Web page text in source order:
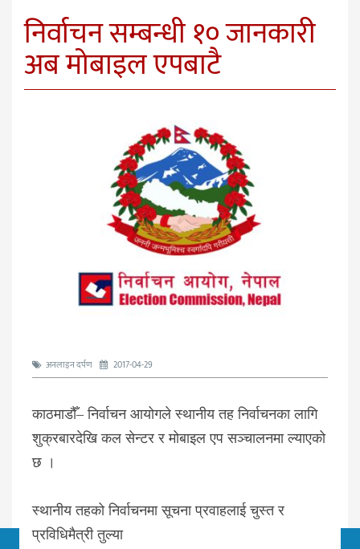
निर्वाचन सम्बन्धी १० जानकारी
अब मोबाइल एपबाटै
अनलाइन दर्पण 2017-04-29
काठमाडौँ– निर्वाचन आयोगले स्थानीय तह निर्वाचनका लागि
शुक्रबारदेखि कल सेन्टर र मोबाइल एप सञ्चालनमा ल्याएको
छ ।
स्थानीय तहको निर्वाचनमा सूचना प्रवाहलाई चुस्त र
प्रविधिमैत्री तुल्या